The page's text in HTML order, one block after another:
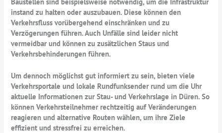
instand zu halten oder auszubauen. Diese können den
Verkehrsfluss vorübergehend einschränken und zu
Verzögerungen führen. Auch Unfälle sind leider nicht
vermeidbar und können zu zusätzlichen Staus und
Verkehrsbehinderungen führen.
Um dennoch möglichst gut informiert zu sein, bieten viele
Verkehrsportale und lokale Rundfunksender rund um die Uhr
aktuelle Informationen zur Stau- und Verkehrslage in Düren. So
können Verkehrsteilnehmer rechtzeitig auf Veränderungen
reagieren und alternative Routen wählen, um ihre Ziele
effizient und stressfrei zu erreichen.